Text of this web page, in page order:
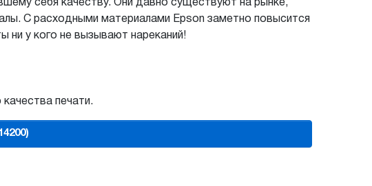
себя качеству. Они давно существуют на рынке,
С расходными материалами Epson заметно повысится
ни у кого не вызывают нареканий!
печати.